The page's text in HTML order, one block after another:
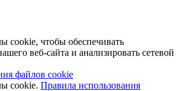
cookie, чтобы обеспечивать
веб-сайта и анализировать сетевой
файлов cookie
cookie. Правила использования